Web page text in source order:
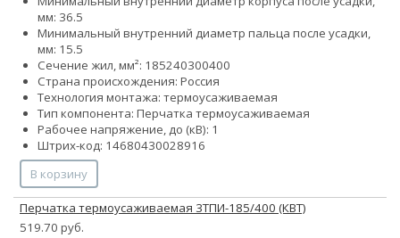
мм: 36.5
Минимальный внутренний диаметр пальца после усадки,
мм: 15.5
Сечение жил, мм²: 185240300400
Страна происхождения: Россия
Технология монтажа: термоусаживаемая
Тип компонента: Перчатка термоусаживаемая
Рабочее напряжение, до (кВ): 1
Штрих-код: 14680430028916
В корзину
Перчатка термоусаживаемая 3ТПИ-185/400 (КВТ)
519.70 руб.